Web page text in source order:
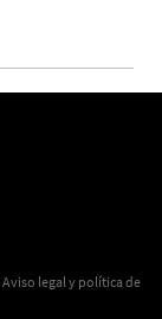
Aviso legal y política de